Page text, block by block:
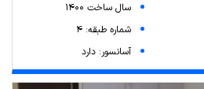
سال ساخت 1400
شماره طبقه: 4
آسانسور: دارد